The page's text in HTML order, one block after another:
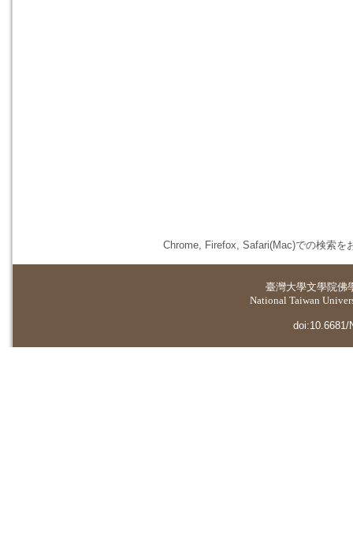
Chrome, Firefox, Safari(Mac)での検索を
臺灣大學文學院佛
National Taiwan
doi:10.6681/